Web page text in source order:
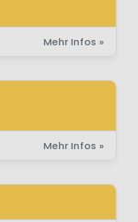
Mehr Infos »
Mehr Infos »